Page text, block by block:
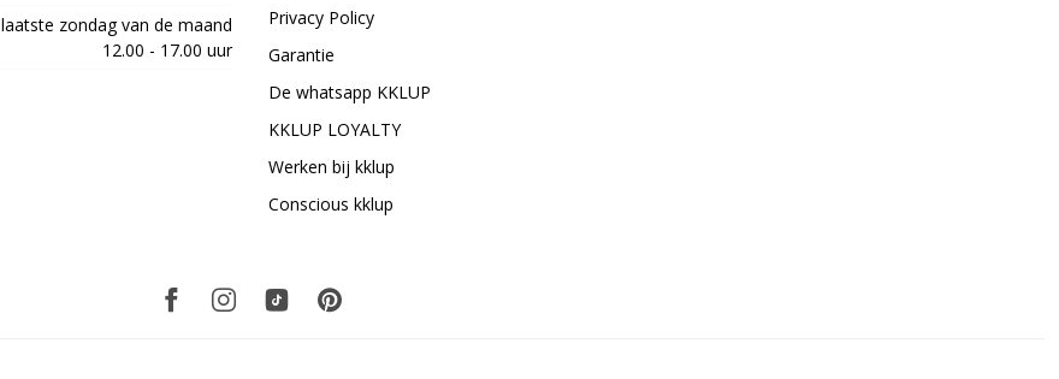
laatste zondag van de maand
12.00 - 17.00 uur
Privacy Policy
Garantie
De whatsapp KKLUP
KKLUP LOYALTY
Werken bij kklup
Conscious kklup